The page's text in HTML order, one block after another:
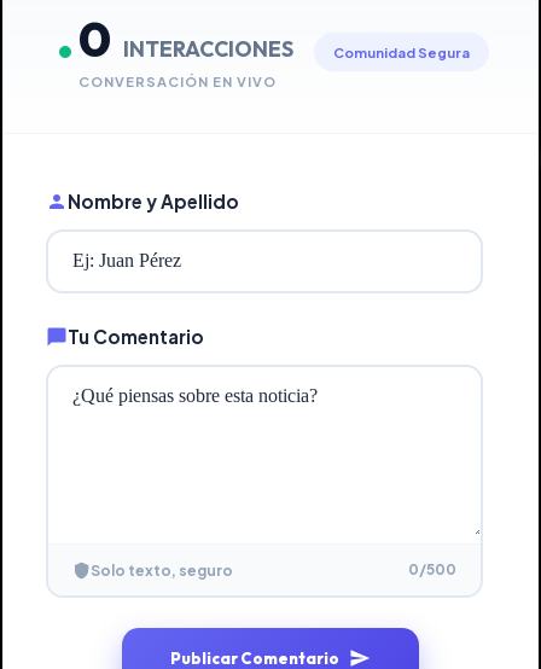
0 INTERACCIONES
CONVERSACIÓN EN VIVO
Comunidad Segura
Nombre y Apellido
Tu Comentario
Solo texto, seguro 0/500
Publicar Comentario